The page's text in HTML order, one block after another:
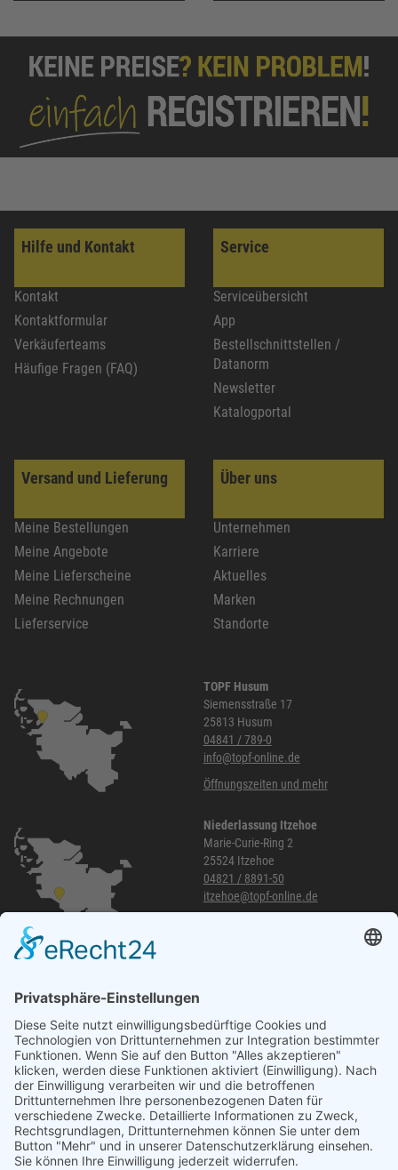
Hilfe und Kontakt
Kontakt
Kontaktformular
Verkäuferteams
Häufige Fragen (FAQ)
Service
Serviceübersicht
App
Bestellschnittstellen /
Datanorm
Newsletter
Katalogportal
Versand und Lieferung
Meine Bestellungen
Meine Angebote
Meine Lieferscheine
Meine Rechnungen
Lieferservice
Über uns
Unternehmen
Karriere
Aktuelles
Marken
Standorte
TOPF Husum
Siemensstraße 17
25813 Husum
04841 / 789-0
info@topf-online.de
Öffnungszeiten und mehr
Niederlassung Itzehoe
Marie-Curie-Ring 2
25524 Itzehoe
04821 / 8891-50
itzehoe@topf-online.de
040 / 21 04 04 04-04
glinde@topf-online.de
Öffnungszeiten und mehr